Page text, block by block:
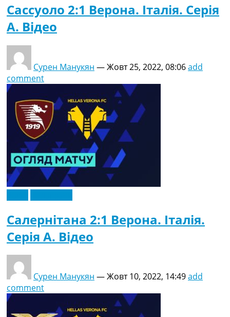
Сассуоло 2:1 Верона. Італія. Серія
A. Відео
Сурен Манукян —Жовт 25, 2022, 08:06add
comment
Салернітана 2:1 Верона. Італія.
Серія A. Відео
Сурен Манукян —Жовт 10, 2022, 14:49add
comment